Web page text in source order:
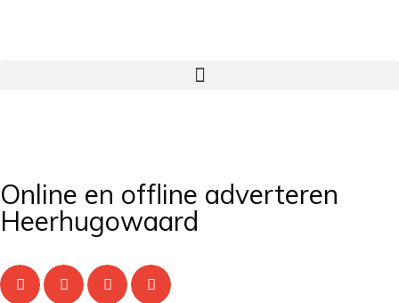
Online en offline adverteren
Heerhugowaard